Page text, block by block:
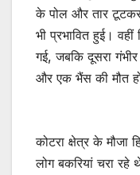
के पोल और तार टूटकर
भी प्रभावित हुई।
गई, जबकि दूसरा
और एक भैंस की मौत
कोटरा क्षेत्र के
लोग बकरियां चरा रहे